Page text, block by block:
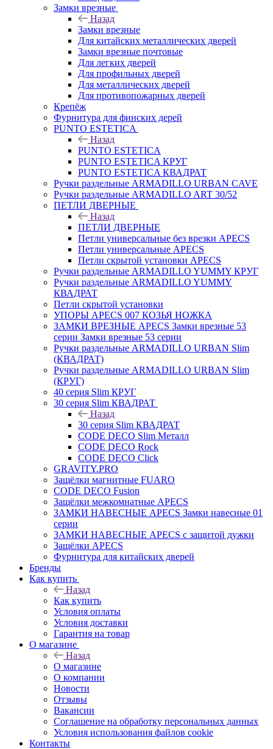
Замки врезные
Назад
Замки врезные
Для китайских металлических дверей
Замки врезные почтовые
Для легких дверей
Для профильных дверей
Для металлических дверей
Для противопожарных дверей
Крепёж
Фурнитура для финских дерей
PUNTO ESTETICA
Назад
PUNTO ESTETICA
PUNTO ESTETICA КРУГ
PUNTO ESTETICA КВАДРАТ
Ручки раздельные ARMADILLO URBAN CAVE
Ручки раздельные ARMADILLO ART 30/52
ПЕТЛИ ДВЕРНЫЕ
Назад
ПЕТЛИ ДВЕРНЫЕ
Петли универсальные без врезки APECS
Петли универсальные APECS
Петли скрытой установки APECS
Ручки раздельные ARMADILLO YUMMY КРУГ
Ручки раздельные ARMADILLO YUMMY
КВАДРАТ
Петли скрытой установки
УПОРЫ APECS 007 КОЗЬЯ НОЖКА
ЗАМКИ ВРЕЗНЫЕ APECS Замки врезные 53
серии Замки врезные 53 серии
Ручки раздельные ARMADILLO URBAN Slim
(КВАДРАТ)
Ручки раздельные ARMADILLO URBAN Slim
(КРУГ)
40 серия Slim КРУГ
30 серия Slim КВАДРАТ
Назад
30 серия Slim КВАДРАТ
CODE DECO Slim Металл
CODE DECO Rock
CODE DECO Click
GRAVITY.PRO
Защёлки магнитные FUARO
CODE DECO Fusion
Защёлки межкомнатные APECS
ЗАМКИ НАВЕСНЫЕ APECS Замки навесные 01
серии
ЗАМКИ НАВЕСНЫЕ APECS с защитой дужки
Защёлки APECS
Фурнитура для китайских дверей
Бренды
Как купить
Назад
Как купить
Условия оплаты
Условия доставки
Гарантия на товар
О магазине
Назад
О магазине
О компании
Новости
Отзывы
Вакансии
Соглашение на обработку персональных данных
Условия использования файлов cookie
Контакты